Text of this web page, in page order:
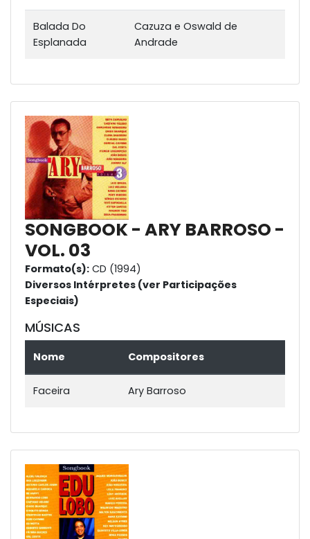
Balada Do
Esplanada
Cazuza e Oswald de
Andrade
SONGBOOK - ARY BARROSO -
VOL. 03
Formato(s): CD (1994)
Diversos Intérpretes (ver Participações
Especiais)
MÚSICAS
Nome Compositores
Faceira Ary Barroso